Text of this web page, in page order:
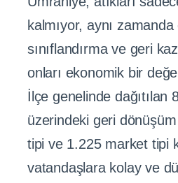
kalmıyor, aynı
sınıflandırma ve geri
onları ekonomik bir
İlçe genelinde dağıtılan
üzerindeki geri
tipi ve 1.225 market tipi
vatandaşlara kolay ve